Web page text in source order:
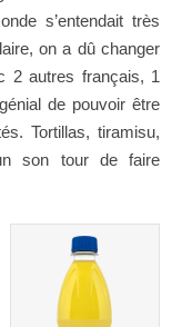
s’entendait très
on a dû changer
2 autres français, 1
de pouvoir être
Tortillas, tiramisu,
son tour de faire